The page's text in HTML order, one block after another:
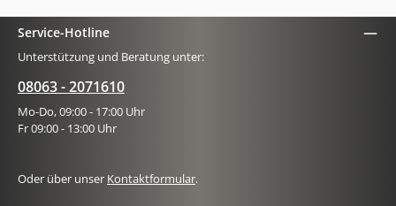
Service-Hotline
Unterstützung und Beratung unter:
08063 - 2071610
Mo-Do, 09:00 - 17:00 Uhr
Fr 09:00 - 13:00 Uhr
Oder über unser Kontaktformular.